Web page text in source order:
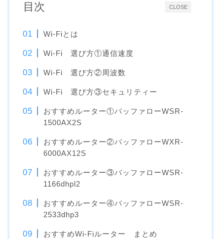
CLOSE
目次
Wi-Fiとは
Wi-Fi 選び方①通信速度
Wi-Fi 選び方②周波数
Wi-Fi 選び方③セキュリティー
おすすめルーター①バッファローWSR-
1500AX2S
おすすめルーター②バッファローWXR-
6000AX12S
おすすめルーター③バッファローWSR-
1166dhpl2
おすすめルーター④バッファローWSR-
2533dhp3
おすすめWi-Fiルーター まとめ